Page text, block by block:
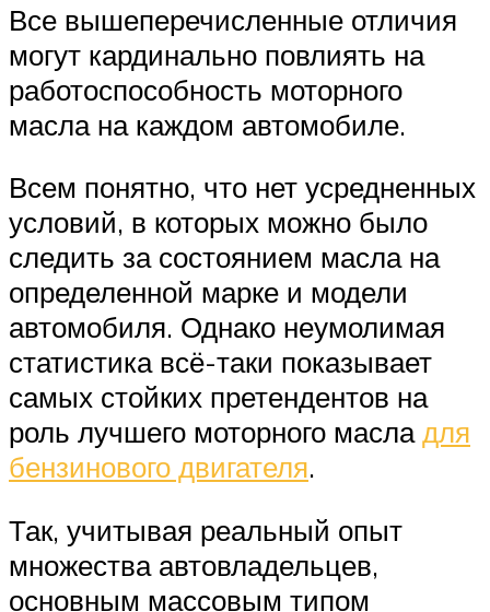
Все вышеперечисленные отличия
могут кардинально повлиять на
работоспособность моторного
масла на каждом автомобиле.
Всем понятно, что нет усредненных
условий, в которых можно было
следить за состоянием масла на
определенной марке и модели
автомобиля. Однако неумолимая
статистика всё-таки показывает
самых стойких претендентов на
роль лучшего моторного масладля
бензинового двигателя.
Так, учитывая реальный опыт
множества автовладельцев,
основным массовым типом